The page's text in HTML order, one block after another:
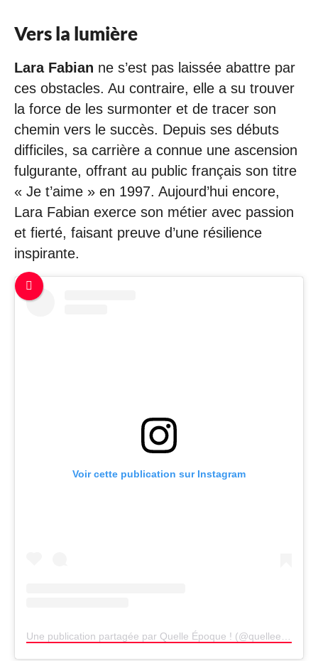
Vers la lumière
Lara Fabian ne s’est pas laissée abattre par
ces obstacles. Au contraire, elle a su trouver
la force de les surmonter et de tracer son
chemin vers le succès. Depuis ses débuts
difficiles, sa carrière a connue une ascension
fulgurante, offrant au public français son titre
« Je t’aime » en 1997. Aujourd’hui encore,
Lara Fabian exerce son métier avec passion
et fierté, faisant preuve d’une résilience
inspirante.
Voir cette publication sur Instagram
Une publication partagée par Quelle Époque ! (@quelleepoqueoff)